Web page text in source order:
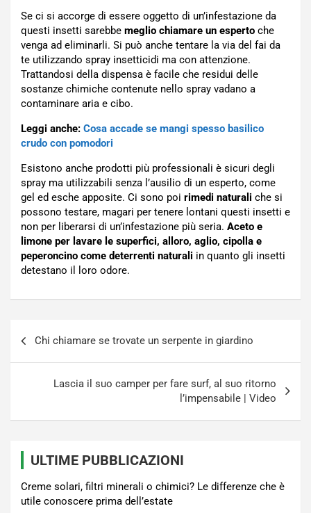
Se ci si accorge di essere oggetto di un’infestazione da
questi insetti sarebbe meglio chiamare un esperto che
venga ad eliminarli. Si può anche tentare la via del fai da
te utilizzando spray insetticidi ma con attenzione.
Trattandosi della dispensa è facile che residui delle
sostanze chimiche contenute nello spray vadano a
contaminare aria e cibo.
Leggi anche: Cosa accade se mangi spesso basilico
crudo con pomodori
Esistono anche prodotti più professionali è sicuri degli
spray ma utilizzabili senza l’ausilio di un esperto, come
gel ed esche apposite. Ci sono poi rimedi naturali che si
possono testare, magari per tenere lontani questi insetti e
non per liberarsi di un’infestazione più seria. Aceto e
limone per lavare le superfici, alloro, aglio, cipolla e
peperoncino come deterrenti naturali in quanto gli insetti
detestano il loro odore.
Chi chiamare se trovate un serpente in giardino
Lascia il suo camper per fare surf, al suo ritorno
l’impensabile | Video
ULTIME PUBBLICAZIONI
Creme solari, filtri minerali o chimici? Le differenze che è
utile conoscere prima dell’estate